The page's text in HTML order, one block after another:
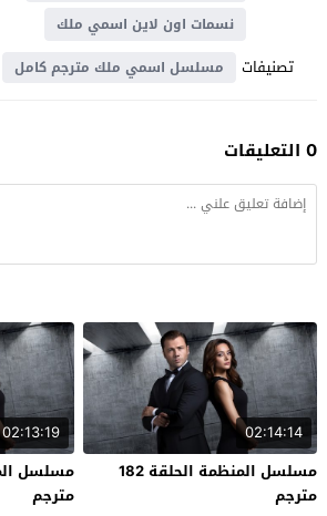
نسمات اون لاين اسمي ملك
تصنيفات مسلسل اسمي ملك مترجم كامل
0 التعليقات
02:14:14
مسلسل المنظمة الحلقة 182
مترجم
02:13:19
مترجم